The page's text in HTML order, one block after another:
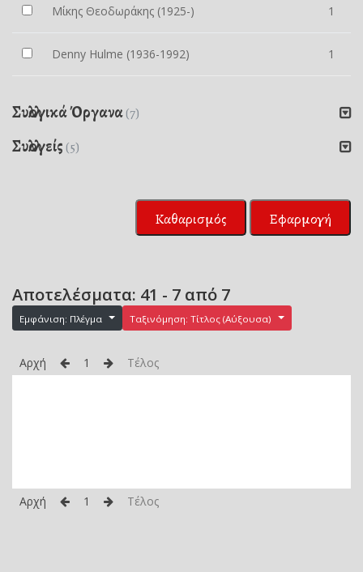
Μίκης Θεοδωράκης (1925-) 1
Denny Hulme (1936-1992) 1
Συλλογικά Όργανα(7)
Συλλογείς (5)
Καθαρισμός Εφαρμογή
Αποτελέσματα: 41 - 7 από 7
Εμφάνιση: Πλέγμα Ταξινόμηση: Τίτλος (Αύξουσα)
Αρχή 1 Τέλος
Αρχή 1 Τέλος